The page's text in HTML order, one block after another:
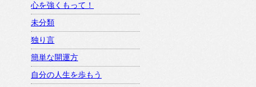
心を強くもって！
未分類
独り言
簡単な開運方
自分の人生を歩もう